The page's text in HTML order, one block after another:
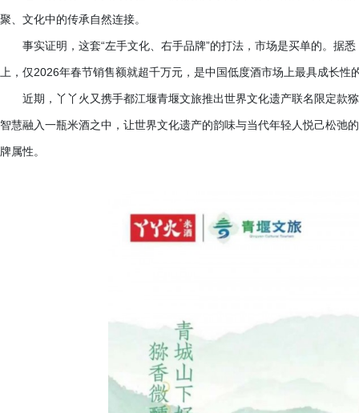
聚、文化中的传承自然连接。
事实证明，这套“左手文化、右手品牌”的打法，市场是买单的。据
上，仅2026年春节销售额就超千万元，是中国低度酒市场上最具成长性
近期，丫丫火又携手都江堰青堰文旅推出世界文化遗产联名限定款
智慧融入一瓶米酒之中，让世界文化遗产的韵味与当代年轻人悦己松弛
牌属性。